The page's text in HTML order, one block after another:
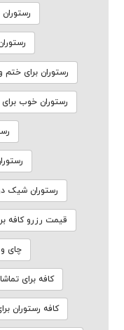
رستوران برای ختم
رستوران خوب
رستوران شیک
قیمت رزرو کافه
چای و
کافه برای
کافه رستوران